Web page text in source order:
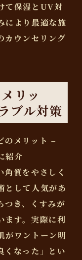
て保湿とUV対
により最適な施
カウンセリング
リッ
ブル対策
のメリット –
紹介
質をやさしく
として人気があ
つき、くすみが
ます。実際に利
がワントーン明
くなった」とい